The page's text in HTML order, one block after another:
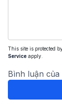
This site is protected
Service apply.
Bình luận